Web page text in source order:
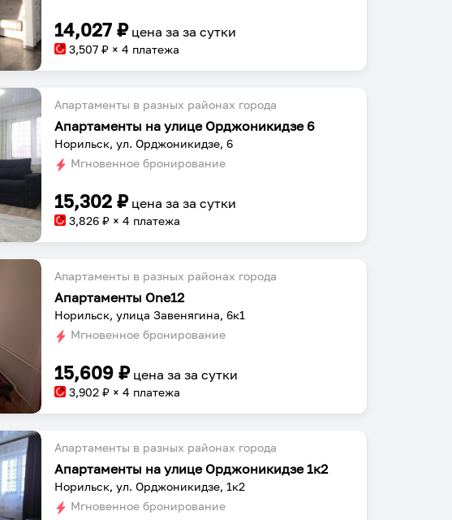
14,027 ₽ цена заза сутки
3,507 ₽ × 4 платежа
Апартаменты в разных районах города
Апартаменты на улице Орджоникидзе 6
Норильск, ул. Орджоникидзе, 6
Мгновенное бронирование
15,302 ₽ цена заза сутки
3,826 ₽ × 4 платежа
Апартаменты в разных районах города
Апартаменты One12
Норильск, улица Завенягина, 6к1
Мгновенное бронирование
15,609 ₽ цена заза сутки
3,902 ₽ × 4 платежа
Апартаменты в разных районах города
Апартаменты на улице Орджоникидзе 1к2
Норильск, ул. Орджоникидзе, 1к2
Мгновенное бронирование